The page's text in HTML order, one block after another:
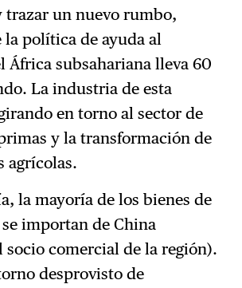
trazar un nuevo rumbo,
política de ayuda al
África subsahariana lleva 60
La industria de esta
en torno al sector de
y la transformación de
agrícolas.
la mayoría de los bienes de
importan de China
comercial de la región).
desprovisto de